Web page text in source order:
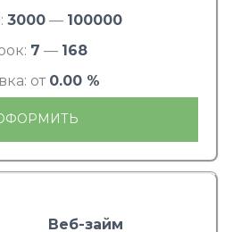
3000— 100000
7 — 168
от 0.00 %
Веб-займ